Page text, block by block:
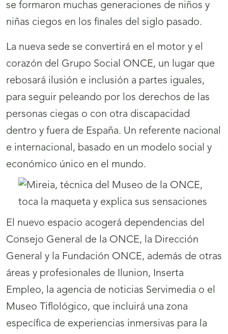
se formaron muchas generaciones de niños y
niñas ciegos en los finales del siglo pasado.
La nueva sede se convertirá en el motor y el
corazón del Grupo Social ONCE, un lugar que
rebosará ilusión e inclusión a partes iguales,
para seguir peleando por los derechos de las
personas ciegas o con otra discapacidad
dentro y fuera de España. Un referente nacional
e internacional, basado en un modelo social y
económico único en el mundo.
El nuevo espacio acogerá dependencias del
Consejo General de la ONCE, la Dirección
General y la Fundación ONCE, además de otras
áreas y profesionales de Ilunion, Inserta
Empleo, la agencia de noticias Servimedia o el
Museo Tiflológico, que incluirá una zona
específica de experiencias inmersivas para la